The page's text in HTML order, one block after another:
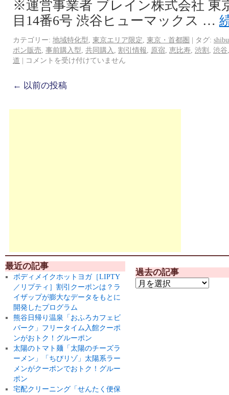
※運営事業者 ブレイン株式会社 東
目14番6号 渋谷ヒューマックス …
カテゴリー: 地域特化型 東京エリア限定 東京・首都圏 | タグ:
ポン販売 事前購入型 共同購入 割引情報 原宿 恵比寿 渋割 渋谷
道 | コメントを受け付けていません
← 以前の投稿
最近の記事
ボディメイクホットヨガ［LIPTY
／リプティ］割引クーポンは？ラ
イザップが膨大なデータをもとに
開発したプログラム
熊谷日帰り温泉「おふろカフェビ
バーク」フリータイム入館クーポ
ンがおトク！グルーポン
太陽のトマト麺「太陽のチーズラ
ーメン」「ちびリゾ」太陽系ラー
メンがクーポンでおトク！グルー
ポン
宅配クリーニング「せんたく便保
過去の記事